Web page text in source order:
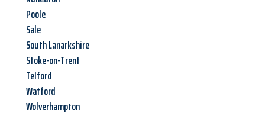
Poole
Sale
South Lanarkshire
Stoke-on-Trent
Telford
Watford
Wolverhampton